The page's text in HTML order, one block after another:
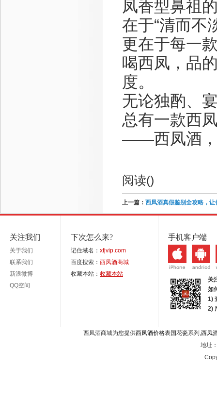
凤香型鼻祖
在于“清而不
更在于每一
喝西凤，品
度。
无论独酌、
总有一款西
——西凤酒，
阅读()
上一篇： 西凤酒真假鉴别全攻略，让
关注我们
关于我们
联系我们
新浪微博
QQ空间
下次怎么来?
记住域名： xfjvip.com
百度搜索： 西凤酒商城
收藏本站： 收藏本站
手机客户端
关
如
1)
2)
西凤酒商城为您提供西凤酒价格表国花瓷系列,西凤
地址